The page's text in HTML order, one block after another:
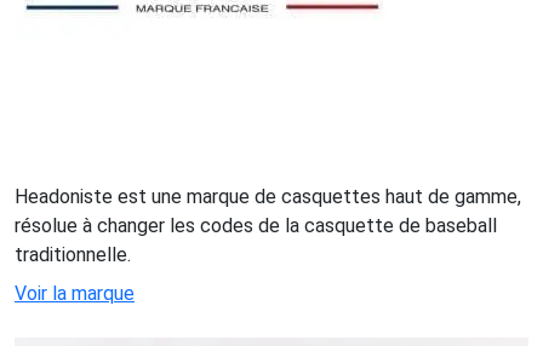
Headoniste est une marque de casquettes haut de gamme,
résolue à changer les codes de la casquette de baseball
traditionnelle.
Voir la marque